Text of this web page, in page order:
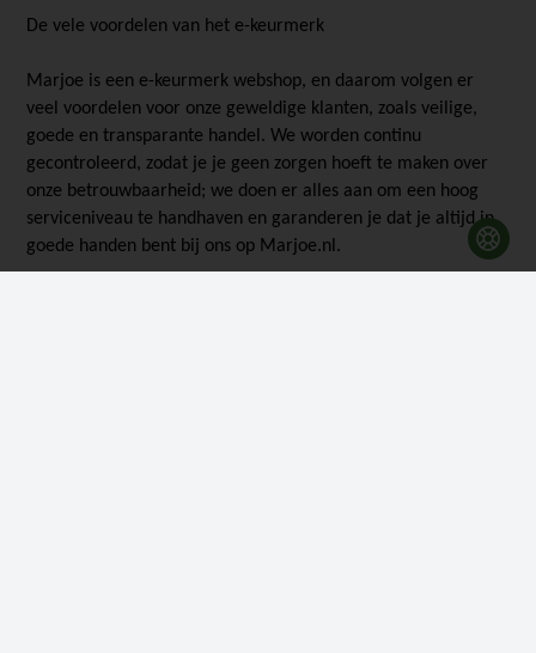
De vele voordelen van het e-keurmerk
Marjoe is een e-keurmerk webshop, en daarom volgen er
veel voordelen voor onze geweldige klanten, zoals veilige,
goede en transparante handel. We worden continu
gecontroleerd, zodat je je geen zorgen hoeft te maken over
onze betrouwbaarheid; we doen er alles aan om een hoog
serviceniveau te handhaven en garanderen je dat je altijd in
goede handen bent bij ons op Marjoe.nl.